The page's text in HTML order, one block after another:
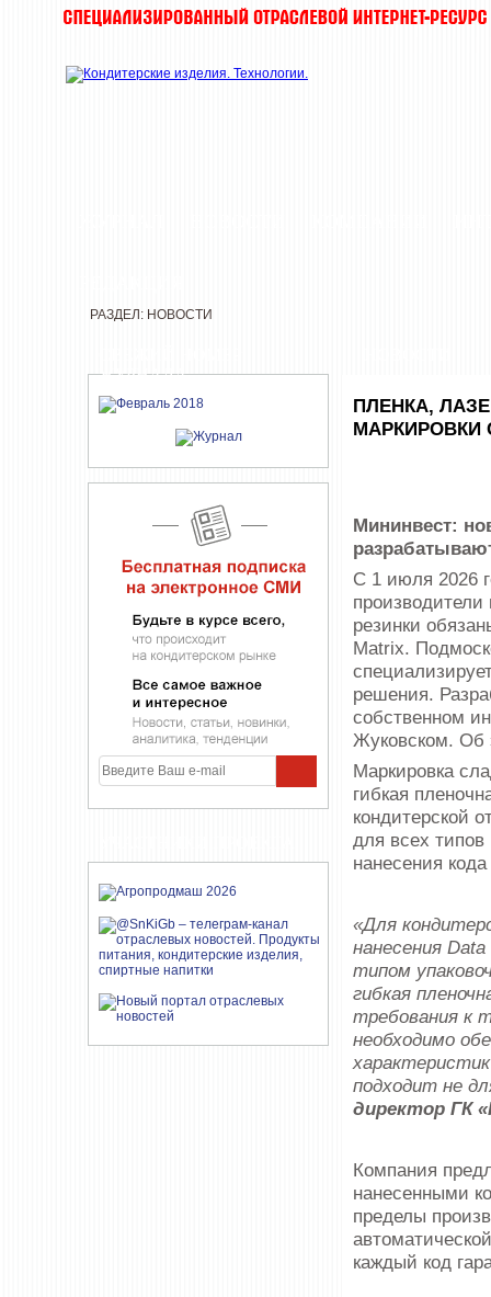
ЖУРНАЛА
РАЗДЕЛ: НОВОСТИ
ПЛЕНКА,
МАРКИРОВКИ
Мининвест:
С 1 июля 2026
резинки
Matrix.
решения.
собственном
Жуковском. Об
Маркировка
гибкая
кондитерской
для всех
нанесения
«Для
нанесения
типом
гибкая
требования к
необходимо
подходит не
директор ГК
Компания
нанесенными
пределы
каждый код